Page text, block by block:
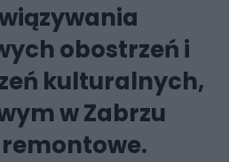
obostrzeń i
kulturalnych,
w Zabrzu